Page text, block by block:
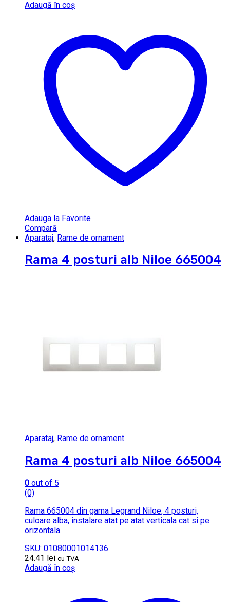
Adaugă în coș
Adauga la Favorite
Compară
Aparataj, Rame de ornament
Rama 4 posturi alb Niloe 665004
Aparataj, Rame de ornament
Rama 4 posturi alb Niloe 665004
0 out of 5
(0)
Rama 665004 din gama Legrand Niloe, 4 posturi,
culoare alba, instalare atat pe atat verticala cat si pe
orizontala.
SKU: 01080001014136
24.41 lei cu TVA
Adaugă în coș